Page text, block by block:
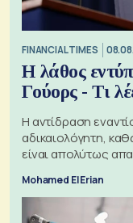
FINANCIAL TIMES
Η λάθος
Γούορς - Τι
Η αντίδραση
αδικαιολόγητη,
είναι απολύτως
Mohamed El Erian